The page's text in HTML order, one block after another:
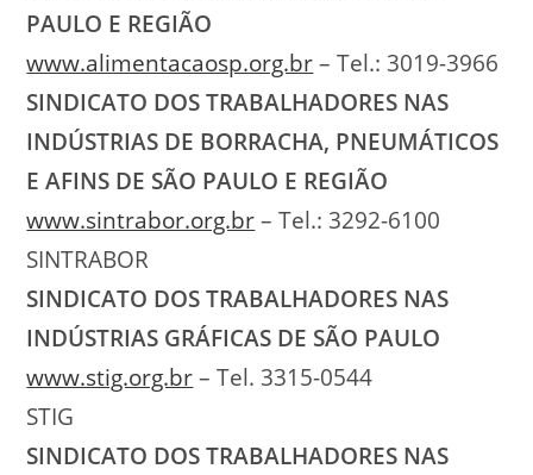
PAULO E REGIÃO
www.alimentacaosp.org.br – Tel.: 3019-3966
SINDICATO DOS TRABALHADORES NAS
INDÚSTRIAS DE BORRACHA, PNEUMÁTICOS
E AFINS DE SÃO PAULO E REGIÃO
www.sintrabor.org.br – Tel.: 3292-6100
SINTRABOR
SINDICATO DOS TRABALHADORES NAS
INDÚSTRIAS GRÁFICAS DE SÃO PAULO
www.stig.org.br – Tel. 3315-0544
STIG
SINDICATO DOS TRABALHADORES NAS